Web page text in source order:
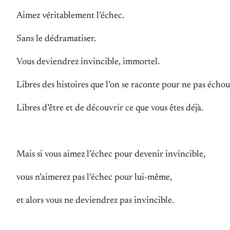
Aimez véritablement l’échec.
Sans le dédramatiser.
Vous deviendrez invincible, immortel.
Libres des histoires que l’on se raconte pour ne pas
Libres d’être et de découvrir ce que vous êtes déjà.
Mais si vous aimez l’échec pour devenir invincible,
vous n’aimerez pas l’échec pour lui-même,
et alors vous ne deviendrez pas invincible.